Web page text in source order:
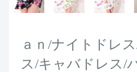
ａｎ/ナイトドレ
ス/キャバドレス/